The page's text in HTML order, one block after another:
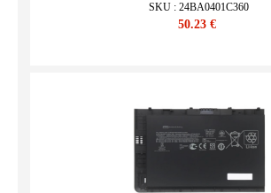
SKU : 24BA0401C360
50.23 €